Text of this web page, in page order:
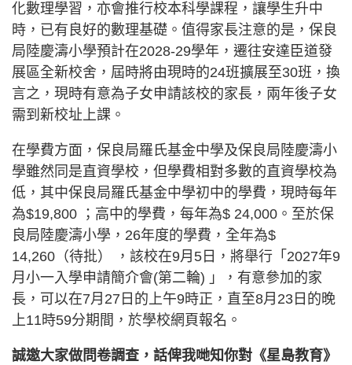
化數理學習，亦會推行校本科學課程，讓學生升中
時，已有良好的數理基礎。值得家長注意的是，保良
局陸慶濤小學預計在2028-29學年，遷往安達臣道發
展區全新校舍，屆時將由現時的24班擴展至30班，換
言之，現時有意為子女申請該校的家長，兩年後子女
需到新校址上課。
在學費方面，保良局羅氏基金中學及保良局陸慶濤小
學雖然同是直資學校，但學費相對多數的直資學校為
低，其中保良局羅氏基金中學初中的學費，現時每年
為$19,800 ；高中的學費，每年為$ 24,000。至於保
良局陸慶濤小學，26年度的學費，全年為$
14,260（待批） ，該校在9月5日，將舉行「2027年9
月小一入學申請簡介會(第二輪) 」，有意參加的家
長，可以在7月27日的上午9時正，直至8月23日的晚
上11時59分期間，於學校網頁報名。
誠邀大家做問卷調查，話俾我哋知你對《星島教育》